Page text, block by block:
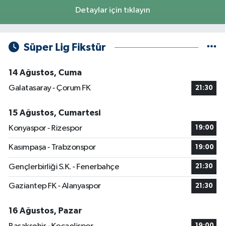
Detaylar için tıklayın
Süper Lig Fikstür
14 Ağustos, Cuma
Galatasaray - Çorum FK
21:30
15 Ağustos, Cumartesi
Konyaspor - Rizespor
19:00
Kasımpaşa - Trabzonspor 19:00
Gençlerbirliği S.K. - Fenerbahçe 21:30
Gaziantep FK - Alanyaspor 21:30
16 Ağustos, Pazar